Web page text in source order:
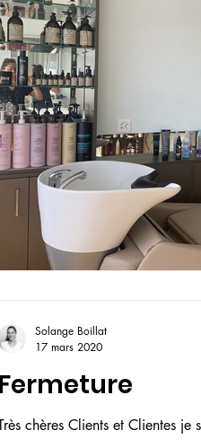
chères Clients et Clientes
Solange Boillat
17 mars 2020